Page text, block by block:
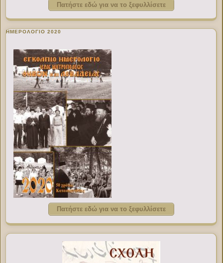
Πατήστε εδώ για να το ξεφυλλίσετε
ΗΜΕΡΟΛΟΓΙΟ 2020
Πατήστε εδώ για να το ξεφυλλίσετε